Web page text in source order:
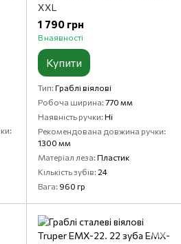
XXL
1 790 грн
В наявності
Купити
Тип Граблі віялові
Робоча ширина 770 мм
Наявність ручки Ні
Рекомендована довжина ручки
1300 мм
Матеріал леза Пластик
Кількість зубів 24
Вага 960 гр